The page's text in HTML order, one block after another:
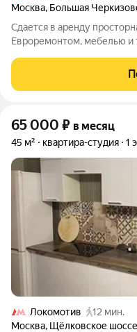
Москва, Большая
Сдается в аренду
Евроремонтом, мебелью и
площадь", до центра 15
доступность. Всё рядом,
65 000 ₽ в месяц
45 м² квартира-студия 1
Локомотив
12 мин.
Москва, Щёлковское шоссе